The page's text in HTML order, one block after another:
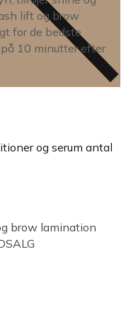
lift og brow
for de bedste
10 minutter efter
og serum antal
brow lamination